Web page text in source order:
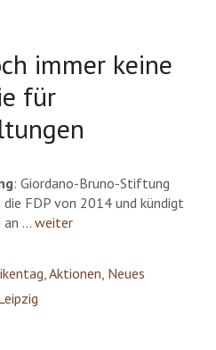
immer keine
für
: Giordano-Bruno-Stiftung
die FDP von 2014 und kündigt
an … weiter
,Aktionen, Neues